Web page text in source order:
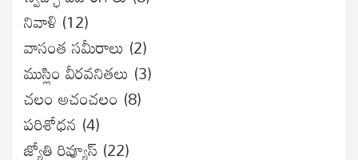
నివాళి (12)
వాసంత సమీరాలు (2)
ముస్లిం వీరవనితలు (3)
చలం అచంచలం (8)
ప‌రిశోధ‌న‌ (4)
జ్యోతి రివ్యూస్ (22)